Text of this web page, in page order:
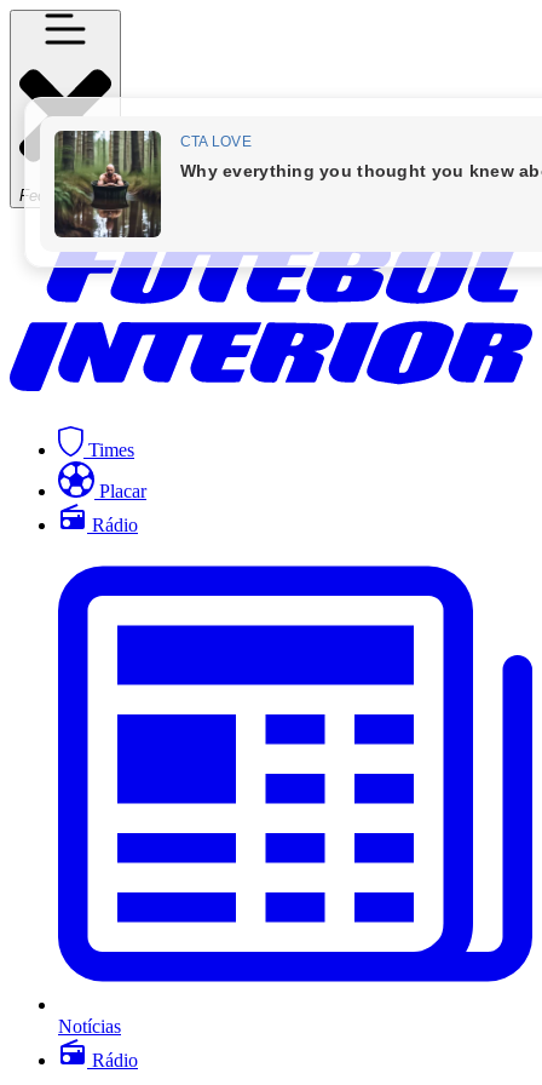
Fechar Menu
Times
Placar
Rádio
Notícias
Rádio